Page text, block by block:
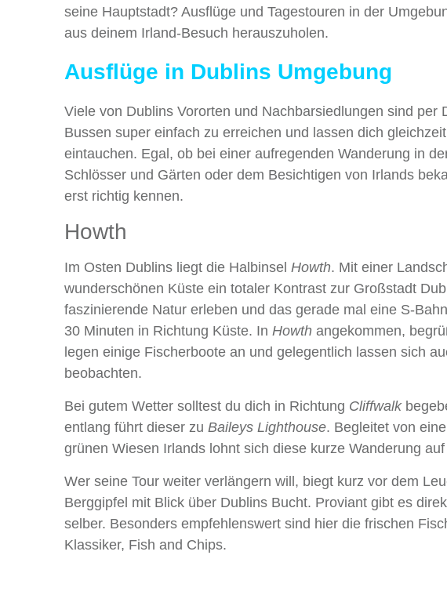
seine Hauptstadt? Ausflüge und Tagestouren in der
aus deinem Irland-Besuch herauszuholen.
Ausflüge in Dublins Umgebung
Viele von Dublins Vororten und Nachbarsiedlungen sind per
Bussen super einfach zu erreichen und lassen dich
eintauchen. Egal, ob bei einer aufregenden Wanderung in
Schlösser und Gärten oder dem Besichtigen von Irlands
erst richtig kennen.
Howth
Im Osten Dublins liegt die Halbinsel Howth. Mit einer
wunderschönen Küste ein totaler Kontrast zur Großstadt
faszinierende Natur erleben und das gerade mal eine S-
30 Minuten in Richtung Küste. In Howth angekommen,
legen einige Fischerboote an und gelegentlich lassen sich
beobachten.
Bei gutem Wetter solltest du dich in Richtung Cliffwalk
entlang führt dieser zu Baileys Lighthouse. Begleitet von
grünen Wiesen Irlands lohnt sich diese kurze Wanderung
Wer seine Tour weiter verlängern will, biegt kurz vor dem
Berggipfel mit Blick über Dublins Bucht. Proviant gibt es
selber. Besonders empfehlenswert sind hier die frischen
Klassiker, Fish and Chips.